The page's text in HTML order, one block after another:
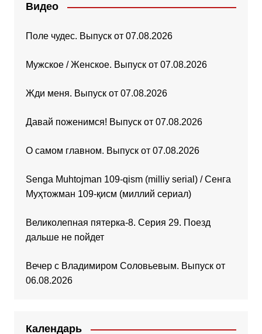
Видео
Поле чудес. Выпуск от 07.08.2026
Мужское / Женское. Выпуск от 07.08.2026
Жди меня. Выпуск от 07.08.2026
Давай поженимся! Выпуск от 07.08.2026
О самом главном. Выпуск от 07.08.2026
Senga Muhtojman 109-qism (milliy serial) / Сенга
Муҳтожман 109-қисм (миллий сериал)
Великолепная пятерка-8. Серия 29. Поезд
дальше не пойдет
Вечер с Владимиром Соловьевым. Выпуск от
06.08.2026
Календарь